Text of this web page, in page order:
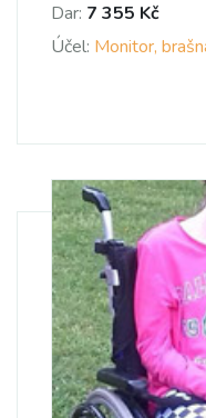
Dar: 7 355 Kč
Účel: Monitor,